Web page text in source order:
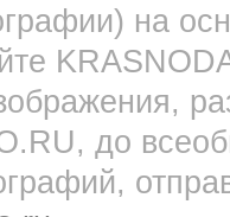
на
до